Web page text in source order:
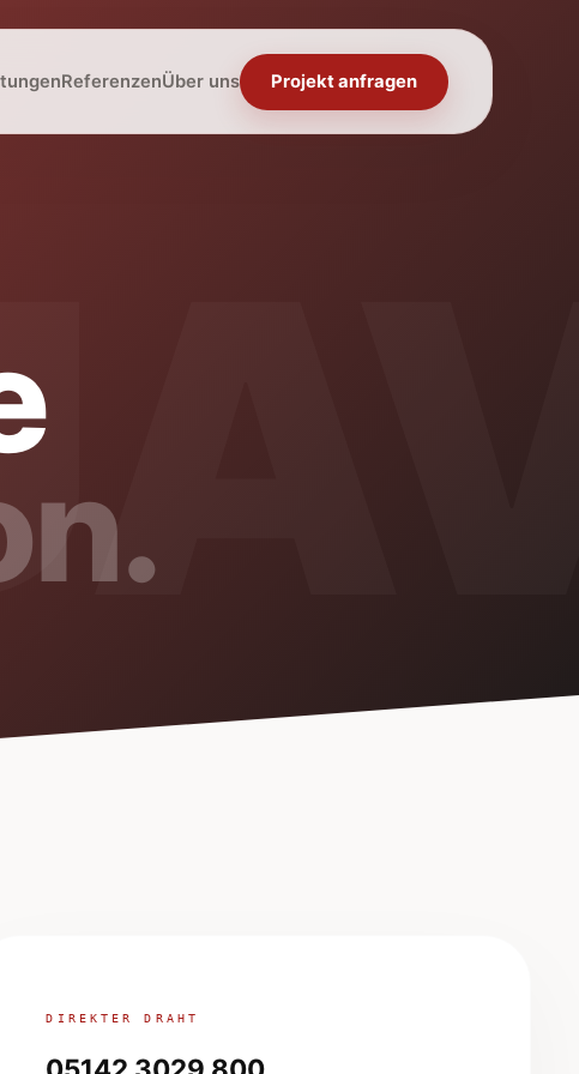
ReferenzenÜber uns Projekt anfragen
DIREKTER DRAHT